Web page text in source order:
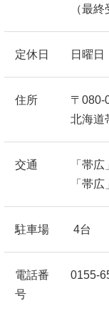
（最
定休日 日曜日
住所
〒080-
北海道
交通
「帯
「帯
駐車場 4台
電話番
号
0155-